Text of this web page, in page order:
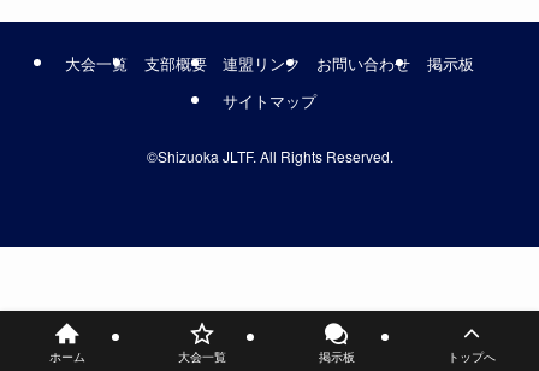
大会一覧 支部概要 連盟リンク お問い合わせ
掲示板
サイトマップ
©Shizuoka JLTF. All Rights Reserved.
ホーム 大会一覧 掲示板 トップへ